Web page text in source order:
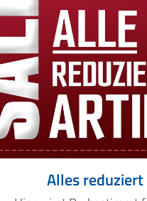
Alles reduziert